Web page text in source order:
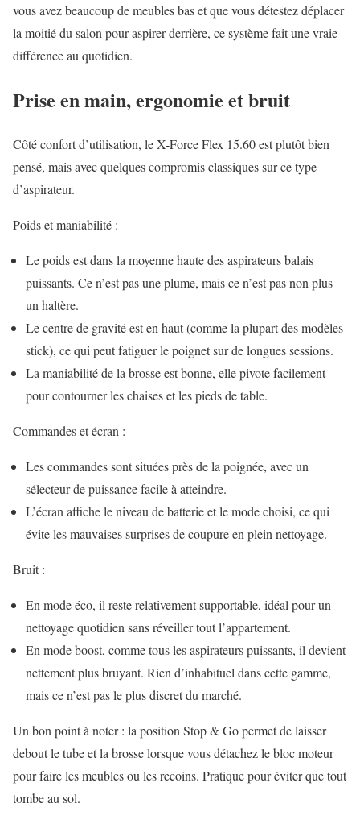
vous avez beaucoup de meubles bas et que vous détestez déplacer
la moitié du salon pour aspirer derrière, ce système fait une vraie
différence au quotidien.
Prise en main, ergonomie et bruit
Côté confort d’utilisation, le X-Force Flex 15.60 est plutôt bien
pensé, mais avec quelques compromis classiques sur ce type
d’aspirateur.
Poids et maniabilité :
Le poids est dans la moyenne haute des aspirateurs balais
puissants. Ce n’est pas une plume, mais ce n’est pas non plus
un haltère.
Le centre de gravité est en haut (comme la plupart des modèles
stick), ce qui peut fatiguer le poignet sur de longues sessions.
La maniabilité de la brosse est bonne, elle pivote facilement
pour contourner les chaises et les pieds de table.
Commandes et écran :
Les commandes sont situées près de la poignée, avec un
sélecteur de puissance facile à atteindre.
L’écran affiche le niveau de batterie et le mode choisi, ce qui
évite les mauvaises surprises de coupure en plein nettoyage.
Bruit :
En mode éco, il reste relativement supportable, idéal pour un
nettoyage quotidien sans réveiller tout l’appartement.
En mode boost, comme tous les aspirateurs puissants, il devient
nettement plus bruyant. Rien d’inhabituel dans cette gamme,
mais ce n’est pas le plus discret du marché.
Un bon point à noter : la position Stop & Go permet de laisser
debout le tube et la brosse lorsque vous détachez le bloc moteur
pour faire les meubles ou les recoins. Pratique pour éviter que tout
tombe au sol.